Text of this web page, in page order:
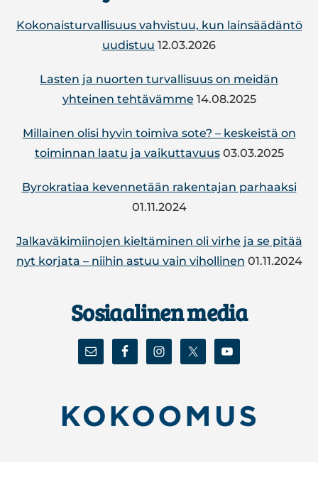
TEIS­
TÄ
LYT­
TÄ­
HANK­
DEN
JAS­
TA­
SEK­
Kokonaisturvallisuus vahvistuu, kun lainsäädäntö
uudistuu 12.03.2026
Lasten ja nuorten turvallisuus on meidän
yhteinen tehtävämme 14.08.2025
Mil­lai­nen olisi hyvin toimiva sote? – kes­keis­tä on
toi­min­nan laatu ja vai­kut­ta­vuus 03.03.2025
By­ro­kra­tiaa ke­ven­ne­tään ra­ken­ta­jan par­haak­si
01.11.2024
Jal­ka­vä­ki­mii­no­jen kiel­tä­mi­nen oli virhe ja se pitää
nyt korjata – niihin astuu vain vi­hol­li­nen 01.11.2024
Sosiaalinen media